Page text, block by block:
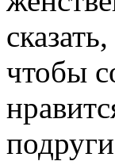
чтобы